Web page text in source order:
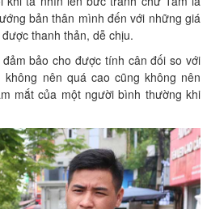
bản thân mình đến với những giá
thanh thản, dễ chịu.
bảo cho được tính cân đối so với
nên quá cao cũng không nên
mắt của một người bình thường khi